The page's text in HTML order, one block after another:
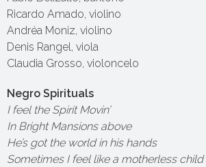
Ricardo Amado, violino
Andréa Moniz, violino
Denis Rangel, viola
Claudia Grosso, violoncelo
Negro Spirituals
I feel the Spirit Movin’
In Bright Mansions above
He’s got the world in his hands
Sometimes I feel like a motherless child